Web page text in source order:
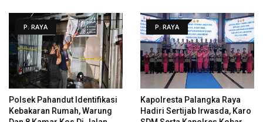
P. RAYA
Polsek Pahandut Identifikasi
Kebakaran Rumah, Warung
P. RAYA
Kapolresta Palangka Raya
Hadiri Sertijab Irwasda, Karo